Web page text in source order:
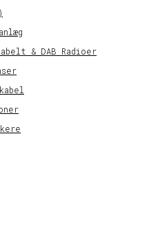
& DAB Radioer